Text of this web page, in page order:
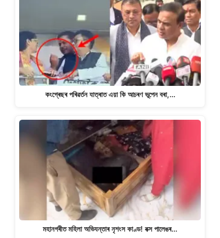
কংগ্ৰেছৰ পৰিৱৰ্তন যাত্ৰাত এয়া কি আচৰণ ভূপেন বৰা,…
মহানগৰীত মহিলা অভিযন্তাৰ নৃশংস কাণ্ড! বক্স পালেঙৰ…